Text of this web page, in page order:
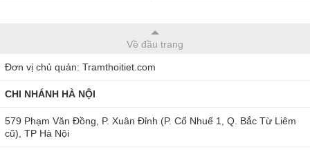
Về đầu trang
Đơn vị chủ quản: Tramthoitiet.com
CHI NHÁNH HÀ NỘI
579 Phạm Văn Đồng, P. Xuân Đỉnh (P. Cổ Nhuế 1, Q. Bắc Từ Liêm
cũ), TP Hà Nội